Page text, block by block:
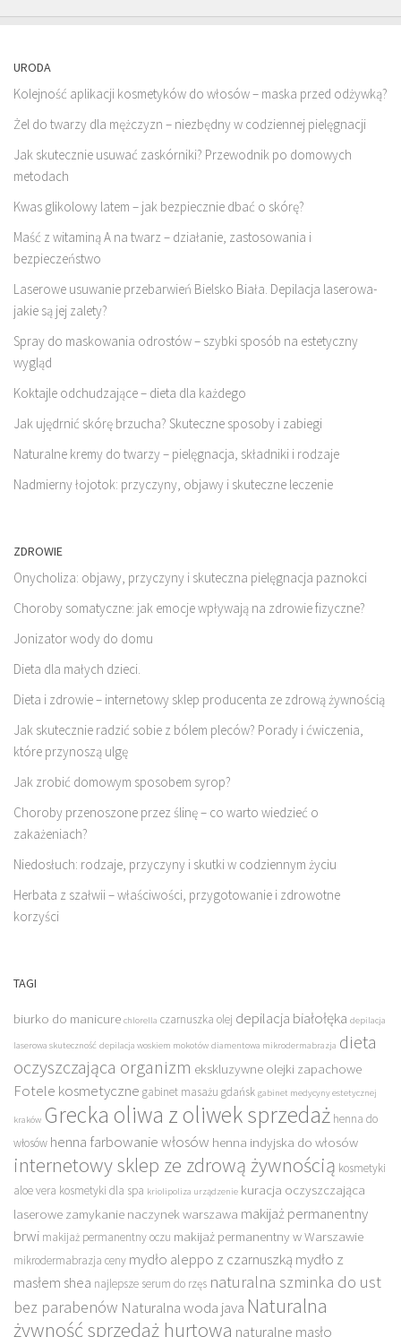
URODA
Kolejność aplikacji kosmetyków do włosów – maska przed odżywką?
Żel do twarzy dla mężczyzn – niezbędny w codziennej pielęgnacji
Jak skutecznie usuwać zaskórniki? Przewodnik po domowych
metodach
Kwas glikolowy latem – jak bezpiecznie dbać o skórę?
Maść z witaminą A na twarz – działanie, zastosowania i
bezpieczeństwo
Laserowe usuwanie przebarwień Bielsko Biała. Depilacja laserowa-
jakie są jej zalety?
Spray do maskowania odrostów – szybki sposób na estetyczny
wygląd
Koktajle odchudzające – dieta dla każdego
Jak ujędrnić skórę brzucha? Skuteczne sposoby i zabiegi
Naturalne kremy do twarzy – pielęgnacja, składniki i rodzaje
Nadmierny łojotok: przyczyny, objawy i skuteczne leczenie
ZDROWIE
Onycholiza: objawy, przyczyny i skuteczna pielęgnacja paznokci
Choroby somatyczne: jak emocje wpływają na zdrowie fizyczne?
Jonizator wody do domu
Dieta dla małych dzieci.
Dieta i zdrowie – internetowy sklep producenta ze zdrową żywnością
Jak skutecznie radzić sobie z bólem pleców? Porady i ćwiczenia,
które przynoszą ulgę
Jak zrobić domowym sposobem syrop?
Choroby przenoszone przez ślinę – co warto wiedzieć o
zakażeniach?
Niedosłuch: rodzaje, przyczyny i skutki w codziennym życiu
Herbata z szałwii – właściwości, przygotowanie i zdrowotne
korzyści
TAGI
biurko do manicure chlorella czarnuszka olej depilacja białołęka depilacja
laserowa skuteczność depilacja woskiem mokotów diamentowa mikrodermabrazja dieta
oczyszczająca organizm ekskluzywne olejki zapachowe
Fotele kosmetyczne gabinet masażu gdańsk gabinet medycyny estetycznej
kraków Grecka oliwa z oliwek sprzedaż henna do
włosów henna farbowanie włosów henna indyjska do włosów
internetowy sklep ze zdrową żywnością kosmetyki
aloe vera kosmetyki dla spa kriolipoliza urządzenie kuracja oczyszczająca
laserowe zamykanie naczynek warszawa makijaż permanentny
brwi makijaż permanentny oczu makijaż permanentny w Warszawie
mikrodermabrazja ceny mydło aleppo z czarnuszką mydło z
masłem shea najlepsze serum do rzęs naturalna szminka do ust
bez parabenów Naturalna woda java Naturalna
żywność sprzedaż hurtowa naturalne masło